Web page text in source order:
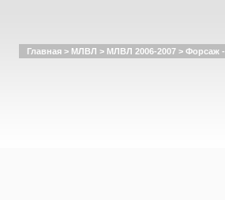
Главная > МЛВЛ > МЛВЛ 2006-2007 > Форсаж -